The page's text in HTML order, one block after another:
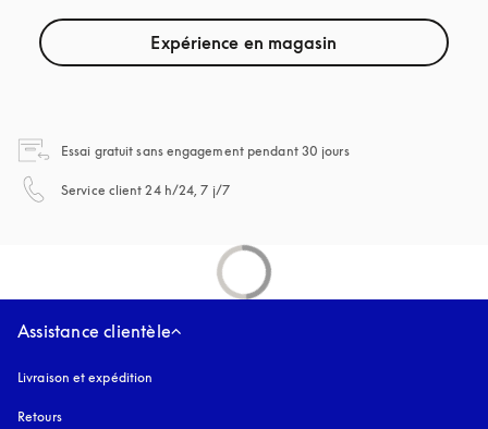
Expérience en magasin
Essai gratuit sans engagement pendant 30 jours
Service client 24 h/24, 7 j/7s’ouvre dans un nouvel onglet
Assistance clientèle
Livraison et expédition
Retours